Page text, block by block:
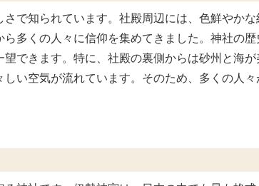
で知られています。社殿周辺には、色鮮やか
多くの人々に信仰を集めてきました。神社の歴
できます。特に、社殿の裏側からは砂州と海が
い空気が流れています。そのため、多くの人